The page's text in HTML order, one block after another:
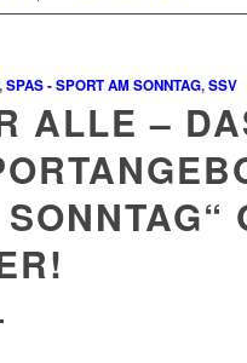
,SPAS - SPORT AM SONNTAG,SSV
ALLE –